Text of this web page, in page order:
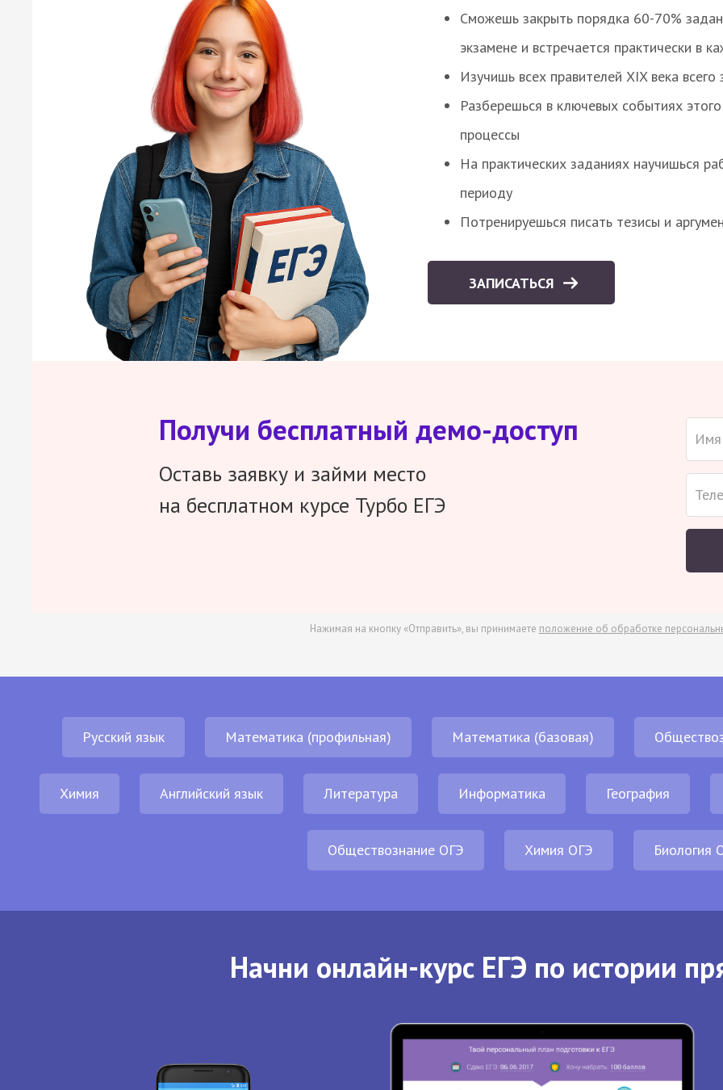
Сможешь закрыть порядка 60-70%
экзамене и встречается практически в
Изучишь всех правителей XIX века всего
Разберешься в ключевых событиях
процессы
На практических заданиях научишься
периоду
Потренируешься писать тезисы и
ЗАПИСАТЬСЯ
Получи бесплатный демо-доступ
Оставь заявку и займи место
на бесплатном курсе Турбо ЕГЭ
Нажимая на кнопку «Отправить», вы принимаете положение об обработке
Русский язык Математика (профильная) Математика (базовая)
Химия Английский язык Литература Информатика География
Обществознание ОГЭ Химия ОГЭ Биология
Начни онлайн-курс ЕГЭ по истории